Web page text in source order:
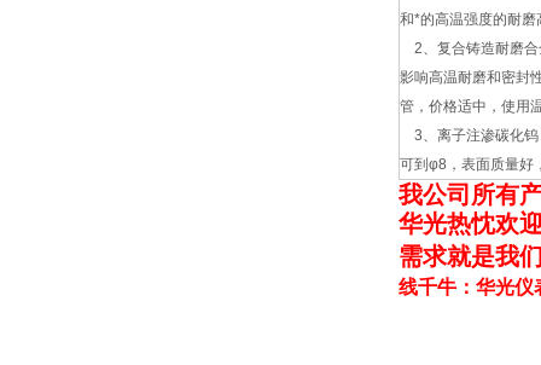
和*的高温强度的耐
2、复合铸造耐磨合
影响高温耐磨和密封
管，价格适中，使用
3、离子注渗碳化钨
可到φ8，表面质量好
我公司 所有
华光热忱欢
需求就是我
线千牛：华光仪